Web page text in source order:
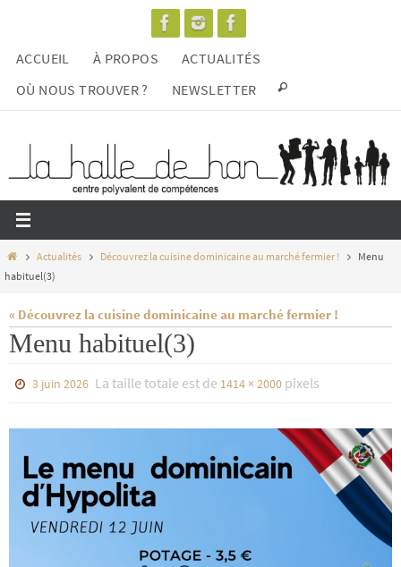
contenu
ACCUEIL À PROPOS
ACTUALITÉS
OÙ NOUS TROUVER ?
NEWSLETTER
HomeActualités Découvrez la cuisine dominicaine au marché fermier !
Menu
habituel(3)
« Découvrez la cuisine dominicaine au marché fermier !
Menu habituel(3)
3 juin 2026 La taille totale est de 1414 × 2000 pixels